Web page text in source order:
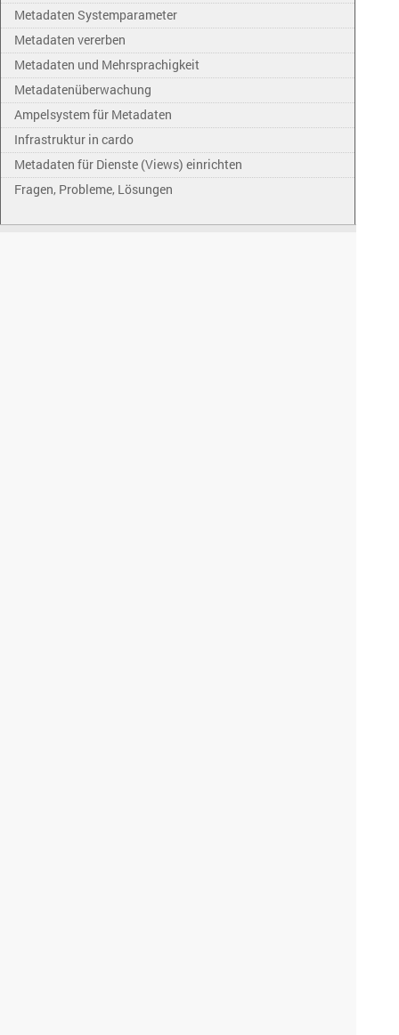
Metadaten Systemparameter
Metadaten vererben
Metadaten und Mehrsprachigkeit
Metadatenüberwachung
Ampelsystem für Metadaten
Infrastruktur in cardo
Metadaten für Dienste (Views) einrichten
Fragen, Probleme, Lösungen